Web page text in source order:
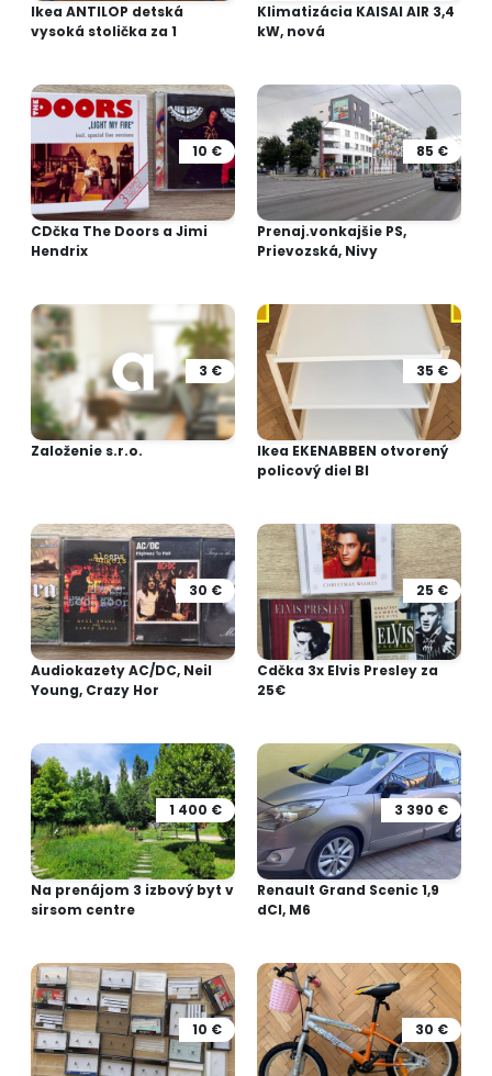
Ikea ANTILOP detská
vysoká stolička za 1
Klimatizácia KAISAI AIR 3,4
kW, nová
10 €
CDčka The Doors a Jimi
Hendrix
85 €
Prenaj.vonkajšie PS,
Prievozská, Nivy
3 €
Založenie s.r.o.
35 €
Ikea EKENABBEN otvorený
policový diel BI
30 €
Audiokazety AC/DC, Neil
Young, Crazy Hor
25 €
Cdčka 3x Elvis Presley za
25€
1 400 €
Na prenájom 3 izbový byt v
sirsom centre
3 390 €
Renault Grand Scenic 1,9
dCI, M6
10 € 30 €